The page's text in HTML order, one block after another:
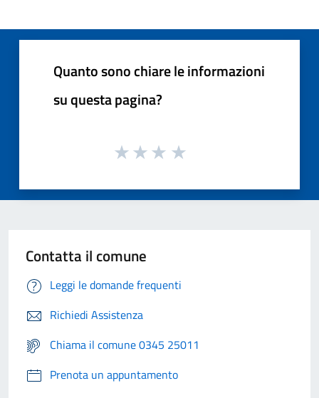
Quanto sono chiare le informazioni
su questa pagina?
Contatta il comune
Leggi le domande frequenti
Richiedi Assistenza
Chiama il comune 0345 25011
Prenota un appuntamento